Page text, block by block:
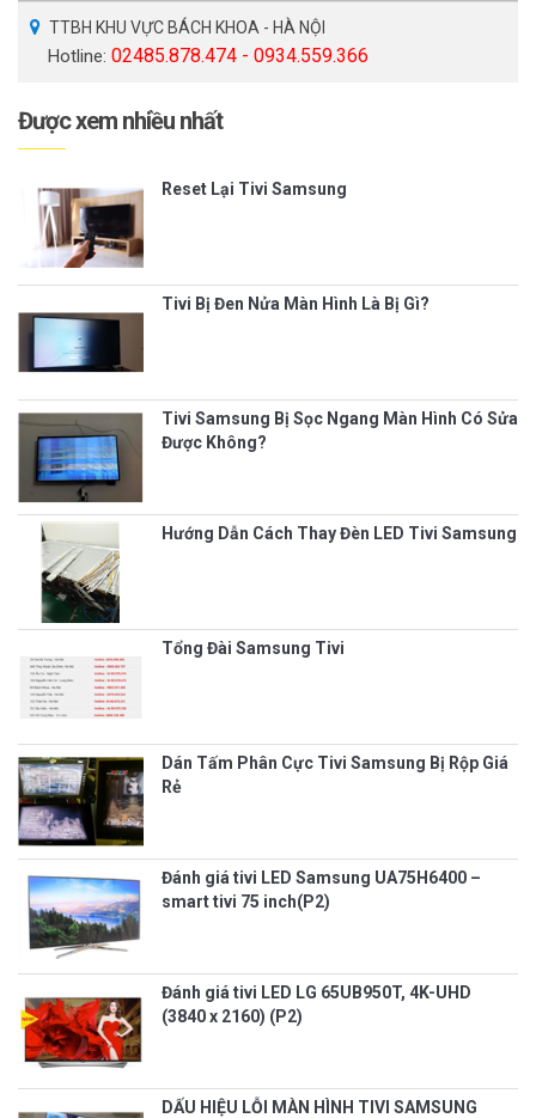
TTBH KHU VỰC BÁCH KHOA - HÀ NỘI
Hotline: 02485.878.474 - 0934.559.366
Được xem nhiều nhất
Reset Lại Tivi Samsung
Tivi Bị Đen Nửa Màn Hình Là Bị Gì?
Tivi Samsung Bị Sọc Ngang Màn Hình Có Sửa
Được Không?
Hướng Dẫn Cách Thay Đèn LED Tivi Samsung
Tổng Đài Samsung Tivi
Dán Tấm Phân Cực Tivi Samsung Bị Rộp Giá
Rẻ
Đánh giá tivi LED Samsung UA75H6400 –
smart tivi 75 inch(P2)
Đánh giá tivi LED LG 65UB950T, 4K-UHD
(3840 x 2160) (P2)
DẤU HIỆU LỖI MÀN HÌNH TIVI SAMSUNG